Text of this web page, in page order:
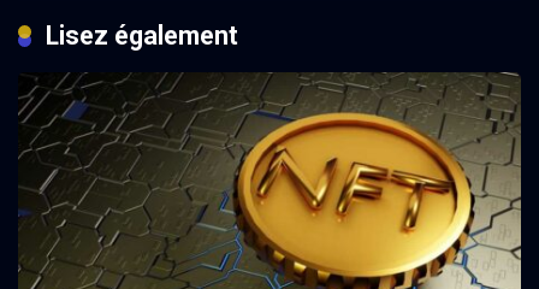
Lisez également